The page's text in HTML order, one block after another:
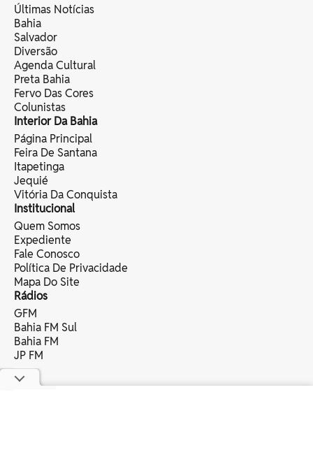
Últimas Notícias
Bahia
Salvador
Diversão
Agenda Cultural
Preta Bahia
Fervo Das Cores
Colunistas
Interior Da Bahia
Página Principal
Feira De Santana
Itapetinga
Jequié
Vitória Da Conquista
Institucional
Quem Somos
Expediente
Fale Conosco
Política De Privacidade
Mapa Do Site
Rádios
GFM
Bahia FM Sul
Bahia FM
JP FM